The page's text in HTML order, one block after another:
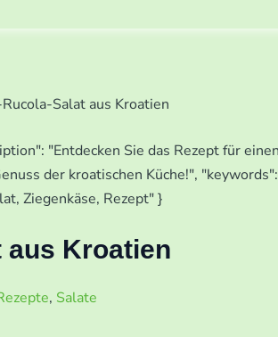
Salat aus Kroatien
aus Kroatien
, Salate